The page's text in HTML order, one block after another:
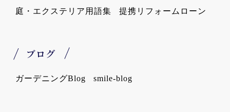
庭・エクステリア用語集
提携リフォームローン
ブログ
ガーデニングBlog smile-blog